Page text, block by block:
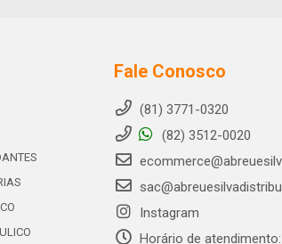
Fale Conosco
(81) 3771-0320
(82) 3512-0020
Instagram
Horário de